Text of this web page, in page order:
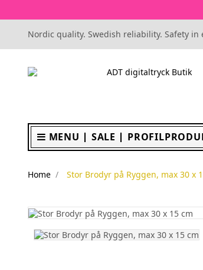
Nordic quality. Swedish reliability. Safety in
MENU SALE
Home Stor Brodyr på Ryggen, max 30 x